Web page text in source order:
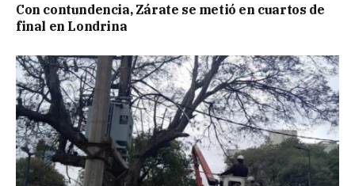
Con contundencia, Zárate se metió en cuartos de
final en Londrina